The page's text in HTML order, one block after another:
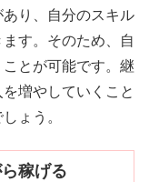
り、自分のスキル
す。そのため、自
とが可能です。継
増やしていくこと
ょう。
稼げる